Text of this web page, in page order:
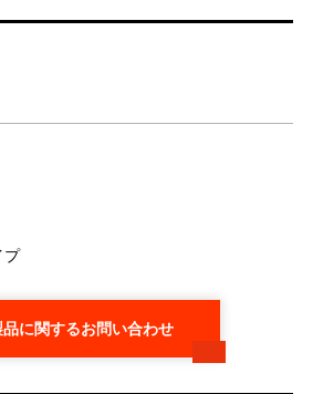
プ
品に関するお問い合わせ